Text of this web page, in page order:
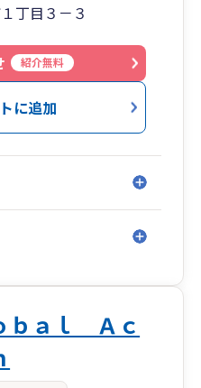
丁目３－３
紹介無料
に追加
ｂａｌ Ａｃ